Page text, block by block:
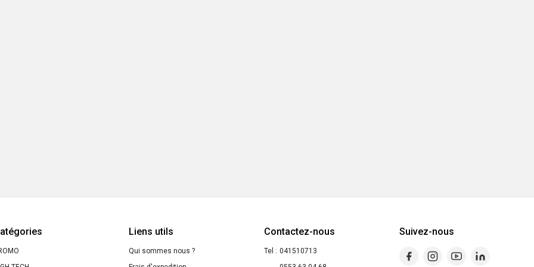
Liens utils
Qui sommes nous ?
Contactez-nous
Tel : 041510713
Suivez-nous